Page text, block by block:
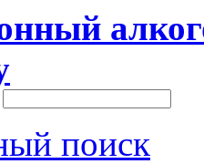
поиск